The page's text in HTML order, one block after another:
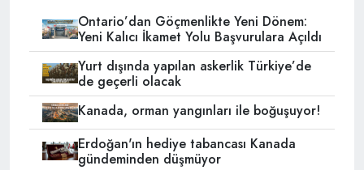
Ontario’dan Göçmenlikte Yeni Dönem:
Yeni Kalıcı İkamet Yolu Başvurulara Açıldı
Yurt dışında yapılan askerlik Türkiye’de
de geçerli olacak
Kanada, orman yangınları ile boğuşuyor!
Erdoğan'ın hediye tabancası Kanada
gündeminden düşmüyor